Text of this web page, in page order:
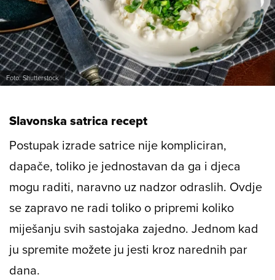
Foto: Shutterstock
Slavonska satrica recept
Postupak izrade satrice nije kompliciran,
dapače, toliko je jednostavan da ga i djeca
mogu raditi, naravno uz nadzor odraslih. Ovdje
se zapravo ne radi toliko o pripremi koliko
miješanju svih sastojaka zajedno. Jednom kad
ju spremite možete ju jesti kroz narednih par
dana.